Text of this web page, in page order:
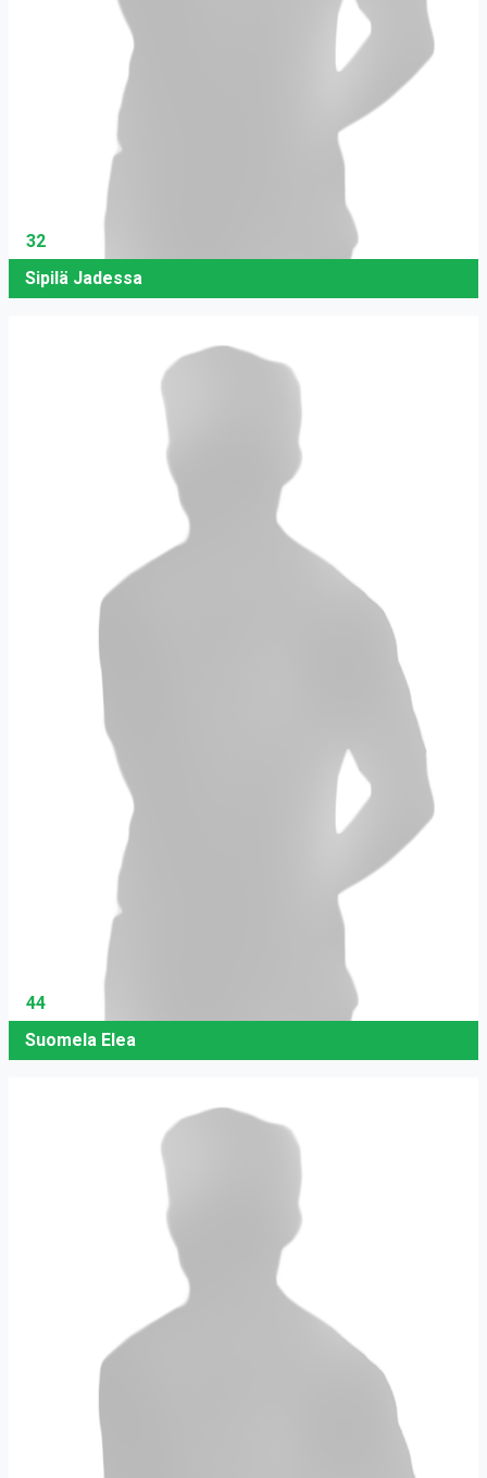
32
Sipilä Jadessa
44
Suomela Elea